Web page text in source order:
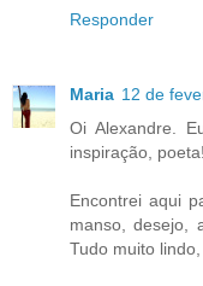
Responder
Maria 12 de
Oi Alexandre.
inspiração, poeta!
Encontrei aqui
manso, desejo,
Tudo muito